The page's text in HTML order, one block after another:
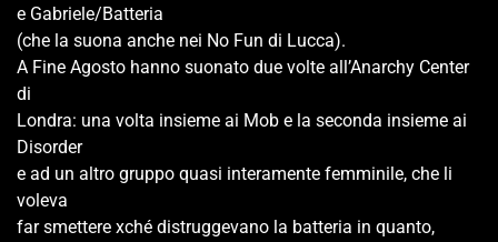
e Gabriele/Batteria
(che la suona anche nei No Fun di Lucca).
A Fine Agosto hanno suonato due volte all’Anarchy Center
di
Londra: una volta insieme ai Mob e la seconda insieme ai
Disorder
e ad un altro gruppo quasi interamente femminile, che li
voleva
far smettere xché distruggevano la batteria in quanto,